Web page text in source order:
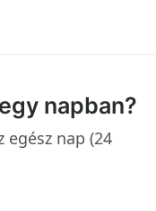
napban?
egész nap (24